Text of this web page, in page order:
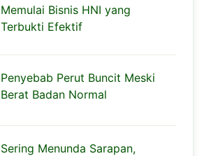
Memulai Bisnis HNI yang
Terbukti Efektif
Penyebab Perut Buncit Meski
Berat Badan Normal
Sering Menunda Sarapan,